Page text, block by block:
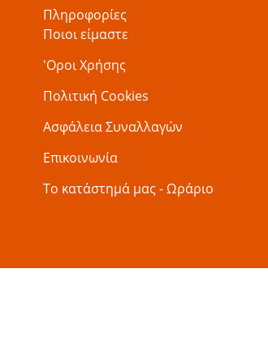
Πληροφορίες
Ποιοι είμαστε
'Οροι Χρήσης
Πολιτική Cookies
Ασφάλεια Συναλλαγών
Επικοινωνία
Το κατάστημά μας - Ωράριο